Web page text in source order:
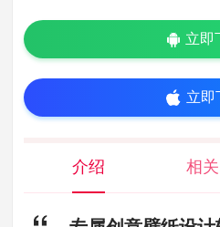
立即
立即
介绍 相关